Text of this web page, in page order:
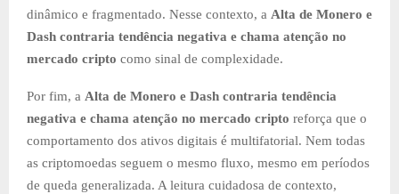
dinâmico e fragmentado. Nesse contexto, a Alta de Monero e
Dash contraria tendência negativa e chama atenção no
mercado cripto como sinal de complexidade.
Por fim, a Alta de Monero e Dash contraria tendência
negativa e chama atenção no mercado cripto reforça que o
comportamento dos ativos digitais é multifatorial. Nem todas
as criptomoedas seguem o mesmo fluxo, mesmo em períodos
de queda generalizada. A leitura cuidadosa de contexto,